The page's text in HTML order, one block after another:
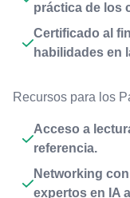
práctica de los
Certificado al
habilidades en
Recursos para los
Acceso a
referencia.
Networking
expertos en IA